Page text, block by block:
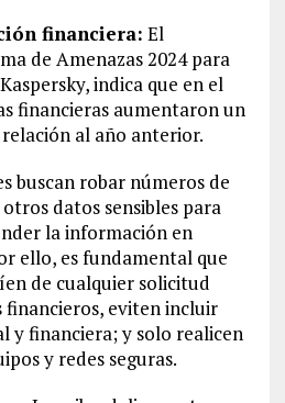
financiera: El
de Amenazas 2024 para
indica que en el
financieras aumentaron un
al año anterior.
buscan robar números de
datos sensibles para
la información en
ello, es fundamental que
de cualquier solicitud
financieros, eviten incluir
y financiera; y solo realicen
y redes seguras.